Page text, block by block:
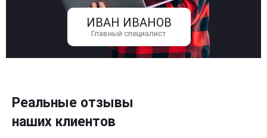
ИВАН ИВАНОВ
Главный специалист
Реальные отзывы
наших клиентов